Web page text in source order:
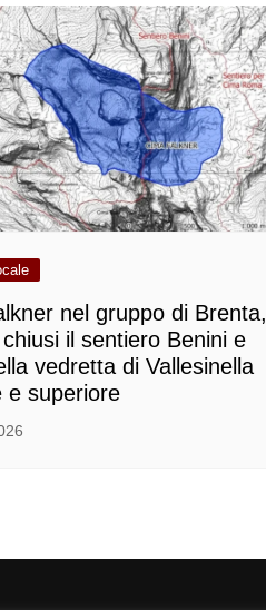
nel gruppo di Brenta,
il sentiero Benini e
vedretta di Vallesinella
e superiore